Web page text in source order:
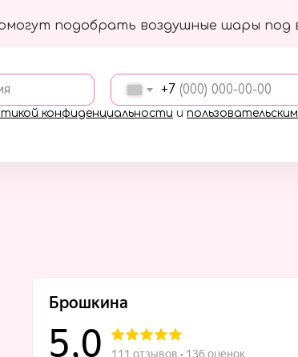
подобрать воздушные шары под
+7
конфиденциальности и